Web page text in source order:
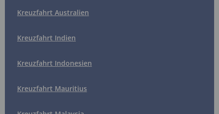
Kreuzfahrt Australien
Kreuzfahrt Indien
Kreuzfahrt Indonesien
Kreuzfahrt Mauritius